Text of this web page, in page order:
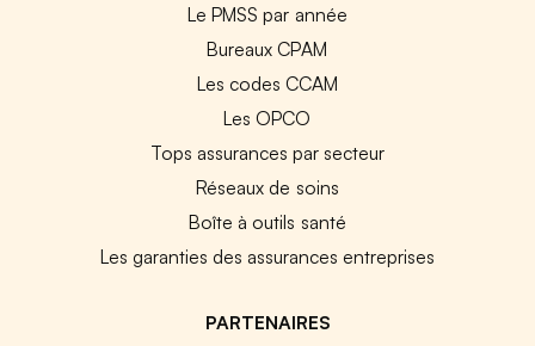
Le PMSS par année
Bureaux CPAM
Les codes CCAM
Les OPCO
Tops assurances par secteur
Réseaux de soins
Boîte à outils santé
Les garanties des assurances entreprises
PARTENAIRES